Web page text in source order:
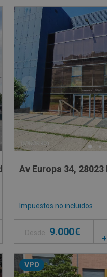
- Madrid Av Europa
Impuestos no incluidos
Desde 9.000€
+
VPO